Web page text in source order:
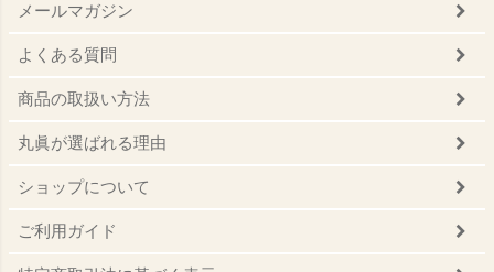
メールマガジン
よくある質問
商品の取扱い方法
丸眞が選ばれる理由
ショップについて
ご利用ガイド